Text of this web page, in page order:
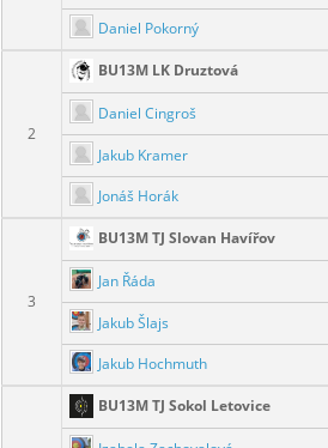
Daniel Pokorný
2
BU13M LK Druztová
Daniel Cingroš
Jakub Kramer
Jonáš Horák
3
BU13M TJ Slovan Havířov
Jan Řáda
Jakub Šlajs
Jakub Hochmuth
BU13M TJ Sokol Letovice